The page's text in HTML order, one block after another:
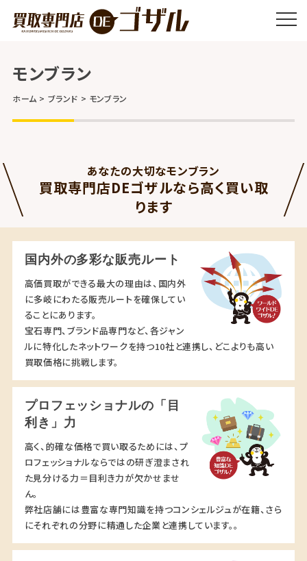
モンブラン
ホーム ブランド モンブラン
あなたの大切なモンブラン
買取専門店DEゴザルなら高く買い取
ります
国内外の多彩な販売ルート
高価買取ができる最大の理由は、国内外
に多岐にわたる販売ルートを確保してい
ることにあります。
宝石専門、ブランド品専門など、各ジャン
ルに特化したネットワークを持つ10社と連携し、どこよりも高い
買取価格に挑戦します。
プロフェッショナルの「目
利き」力
高く、的確な価格で買い取るためには、プ
ロフェッショナルならではの研ぎ澄まされ
た見分ける力＝目利き力が欠かせませ
ん。
弊社店舗には豊富な専門知識を持つコンシェルジュが在籍、さら
にそれぞれの分野に精通した企業と連携しています。。